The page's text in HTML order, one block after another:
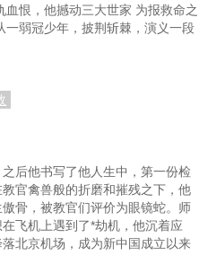
血恨，他撼动三大世家 为报救命之
一弱冠少年，披荆斩棘，演义一段
后他书写了他人生中，第一份检
官禽兽般的折磨和摧残之下，他
骨，被教官们评价为眼镜蛇。师
飞机上遇到了*劫机，他沉着应
北京机场，成为新中国成立以来